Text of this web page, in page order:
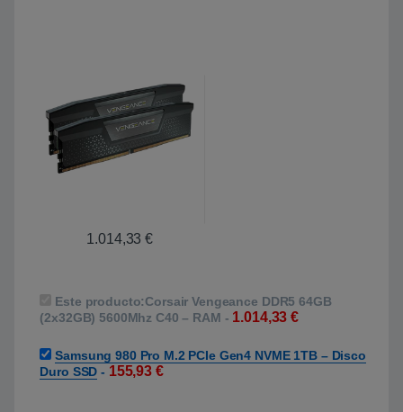
1.014,33€
Este producto:Corsair Vengeance DDR5 64GB
(2x32GB) 5600Mhz C40 – RAM - 1.014,33€
Samsung 980 Pro M.2 PCIe Gen4 NVME 1TB – Disco
Duro SSD - 155,93 €